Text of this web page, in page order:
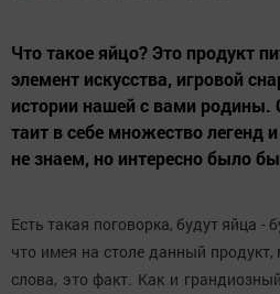
Что такое яйцо? Это продукт
элемент искусства, игровой
истории нашей с вами родины.
таит в себе множество
не знаем, но интересно было
Есть такая поговорка, будут яйца -
что имея на столе данный
слова, это факт. Как и